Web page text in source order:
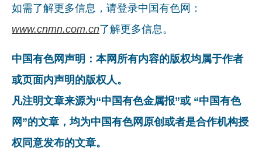
如需了解更多信息，请登录中国有色网：
www.cnmn.com.cn了解更多信息。
中国有色网声明：本网所有内容的版权均属于作者
或页面内声明的版权人。
凡注明文章来源为“中国有色金属报”或 “中国有色
网”的文章，均为中国有色网原创或者是合作机构授
权同意发布的文章。